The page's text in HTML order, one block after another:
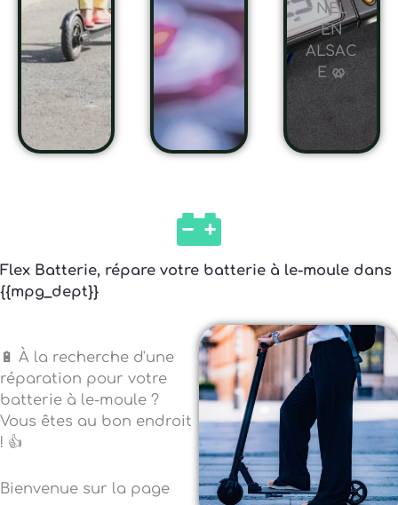
NEL
EN
ALSAC
E 🥨
Flex Batterie, répare votre batterie à le-moule dans
{{mpg_dept}}
🔋 À la recherche d'une
réparation pour votre
batterie à le-moule ?
Vous êtes au bon endroit
! 👍
Bienvenue sur la page